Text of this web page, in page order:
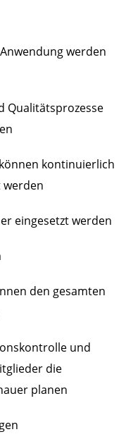
werden
Qualitätsprozesse
kontinuierlich
eingesetzt werden
den gesamten
und
die
planen